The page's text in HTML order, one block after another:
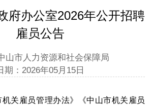
府办公室2026年公开招聘
雇员公告
山市人力资源和社会保障局
期：2026年05月15日
雇员管理办法》《中山市机关雇员